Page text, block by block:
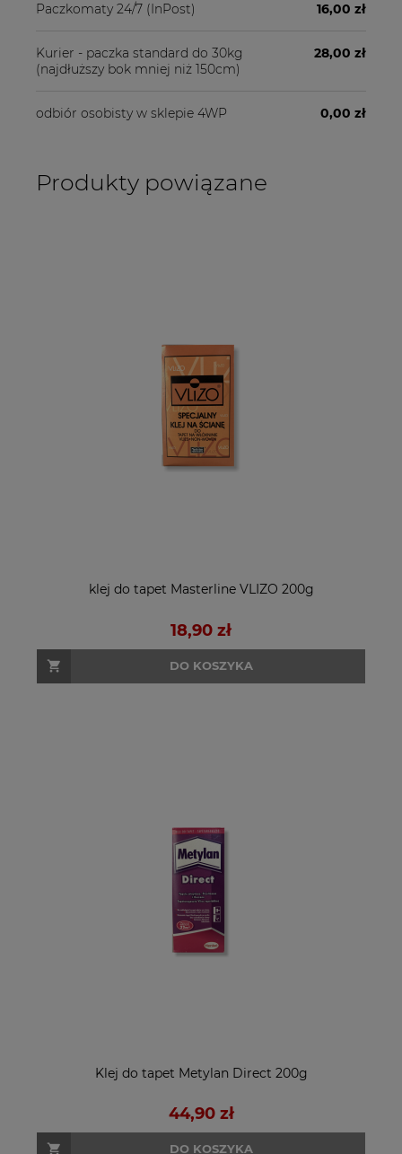
Paczkomaty 24/7 (InPost) 16,00 zł
Kurier - paczka standard do 30kg
(najdłuższy bok mniej niż 150cm)
28,00 zł
odbiór osobisty w sklepie 4WP 0,00 zł
Produkty powiązane
klej do tapet Masterline VLIZO 200g
18,90 zł
DO KOSZYKA
Klej do tapet Metylan Direct 200g
44,90 zł
DO KOSZYKA